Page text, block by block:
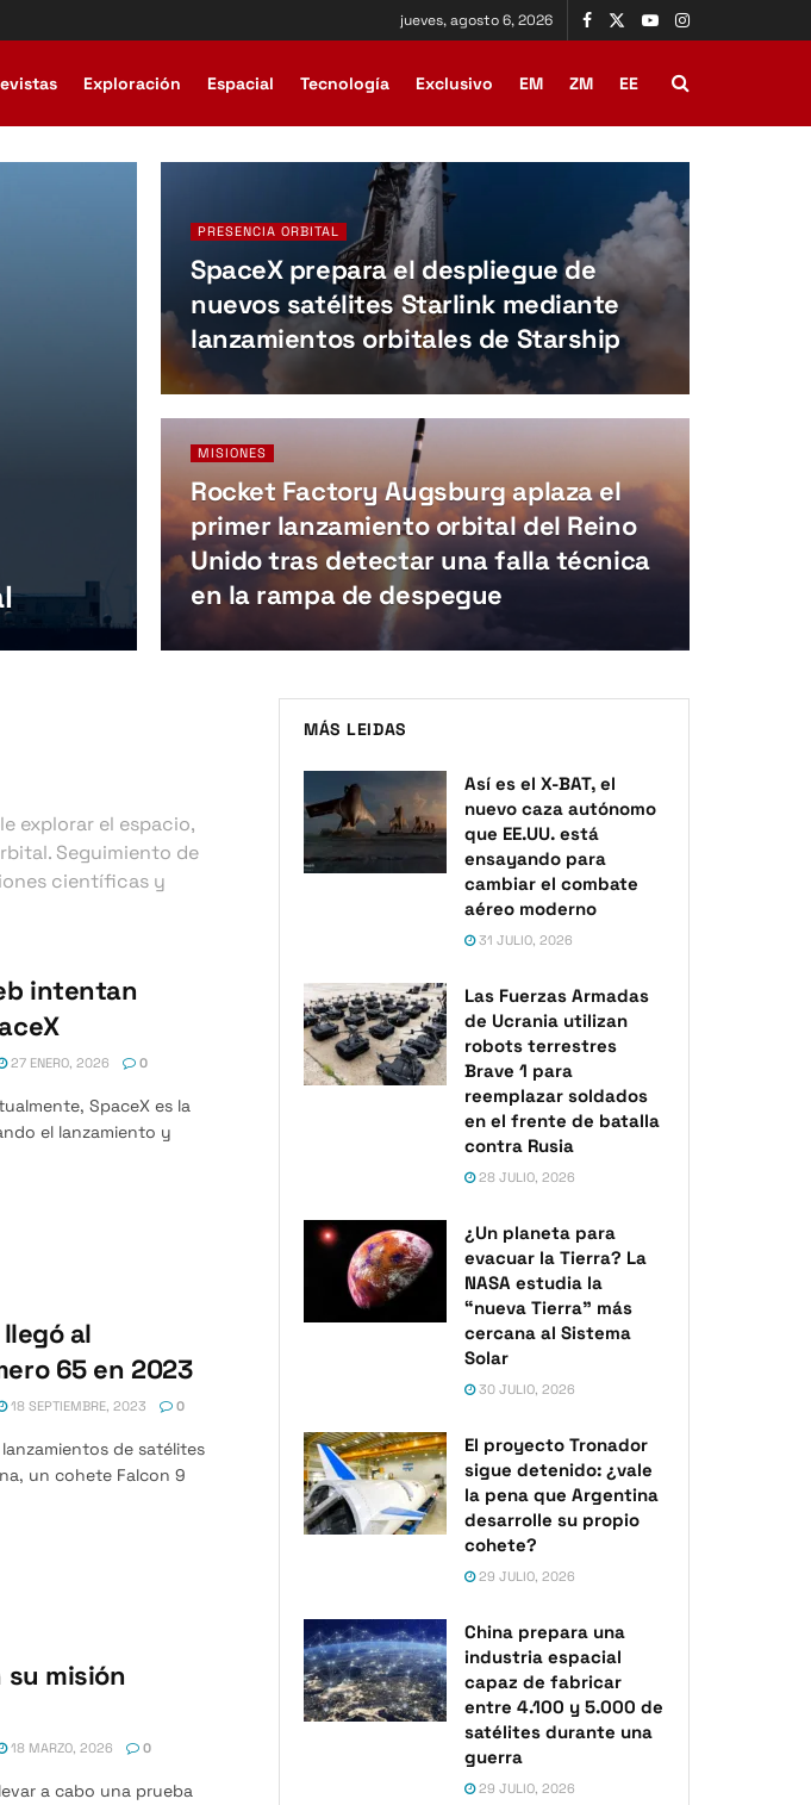
jueves, agosto 6, 2026
Exploración Espacial Tecnología Exclusivo EM ZM EE
PRESENCIA ORBITAL
SpaceX prepara el despliegue de
nuevos satélites Starlink mediante
lanzamientos orbitales de Starship
MISIONES
Rocket Factory Augsburg aplaza el
primer lanzamiento orbital del Reino
Unido tras detectar una falla técnica
en la rampa de despegue
explorar el espacio,
Seguimiento de
científicas y
intentan
27 ENERO, 2026 0
SpaceX es la
el lanzamiento y
al
65 en 2023
18 SEPTIEMBRE, 2023 0
de satélites
un cohete Falcon 9
su misión
18 MARZO, 2026 0
a cabo una prueba
MÁS LEIDAS
Así es el X-BAT, el
nuevo caza autónomo
que EE.UU. está
ensayando para
cambiar el combate
aéreo moderno
31 JULIO, 2026
Las Fuerzas Armadas
de Ucrania utilizan
robots terrestres
Brave 1 para
reemplazar soldados
en el frente de batalla
contra Rusia
28 JULIO, 2026
¿Un planeta para
evacuar la Tierra? La
NASA estudia la
“nueva Tierra” más
cercana al Sistema
Solar
30 JULIO, 2026
El proyecto Tronador
sigue detenido: ¿vale
la pena que Argentina
desarrolle su propio
cohete?
29 JULIO, 2026
China prepara una
industria espacial
capaz de fabricar
entre 4.100 y 5.000 de
satélites durante una
guerra
29 JULIO, 2026